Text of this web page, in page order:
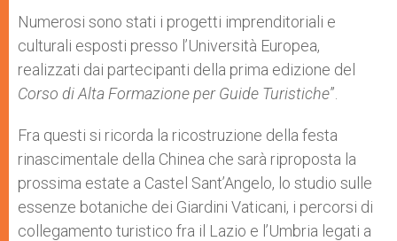
Numerosi sono stati i progetti imprenditoriali e
culturali esposti presso l’Università Europea,
realizzati dai partecipanti della prima edizione del
Corso di Alta Formazione per Guide Turistiche”.
Fra questi si ricorda la ricostruzione della festa
rinascimentale della Chinea che sarà riproposta la
prossima estate a Castel Sant’Angelo, lo studio sulle
essenze botaniche dei Giardini Vaticani, i percorsi di
collegamento turistico fra il Lazio e l’Umbria legati a